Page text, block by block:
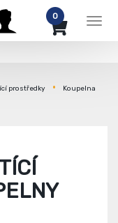
0
prostředky
Koupelna